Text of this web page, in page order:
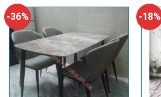
1,600,000₫.
-36% -18%